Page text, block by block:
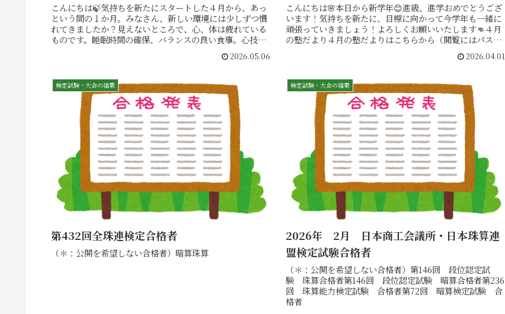
こんにちは🍃気持ちを新たにスタートした４月から、あっ
という間の１か月。みなさん、新しい環境には少しずつ慣
れてきましたか？見えないところで、心、体は疲れている
ものです。睡眠時間の確保、バランスの良い食事。心技体
2026.05.06
こんにちは🌸本日から新学年😊進級、進学おめでとうござ
います！気持ちを新たに、目標に向かって今学年も一緒に
頑張っていきましょう！よろしくお願いいたします👊４月
の塾だより４月の塾だよりはこちらから（閲覧にはパスワ
2026.04.01
検定試験・大会の結果
第432回全珠連検定合格者
（＊：公開を希望しない合格者）暗算珠算
検定試験・大会の結果
2026年 2月 日本商工会議所・日本珠算連
盟検定試験合格者
（＊：公開を希望しない合格者）第146回 段位認定試
験 珠算合格者第146回 段位認定試験 暗算合格者第236
回 珠算能力検定試験 合格者第72回 暗算検定試験 合
格者